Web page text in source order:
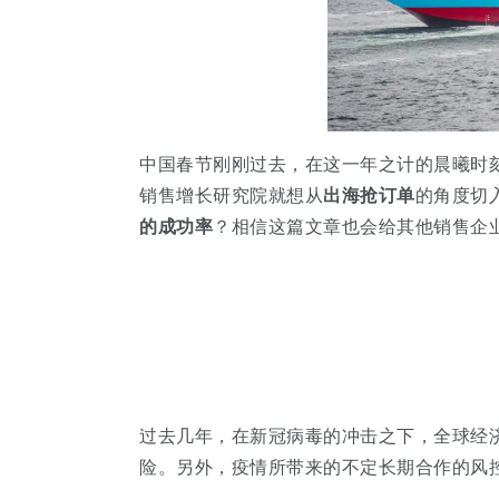
中国春节刚刚过去，在这一年之计的晨曦
销售增长研究院就想从出海抢订单的角度切
的成功率 ？相信这篇文章也会给其他销售企
过去几年，在新冠病毒的冲击之下，全球
险。另外，疫情所带来的不定长期合作的